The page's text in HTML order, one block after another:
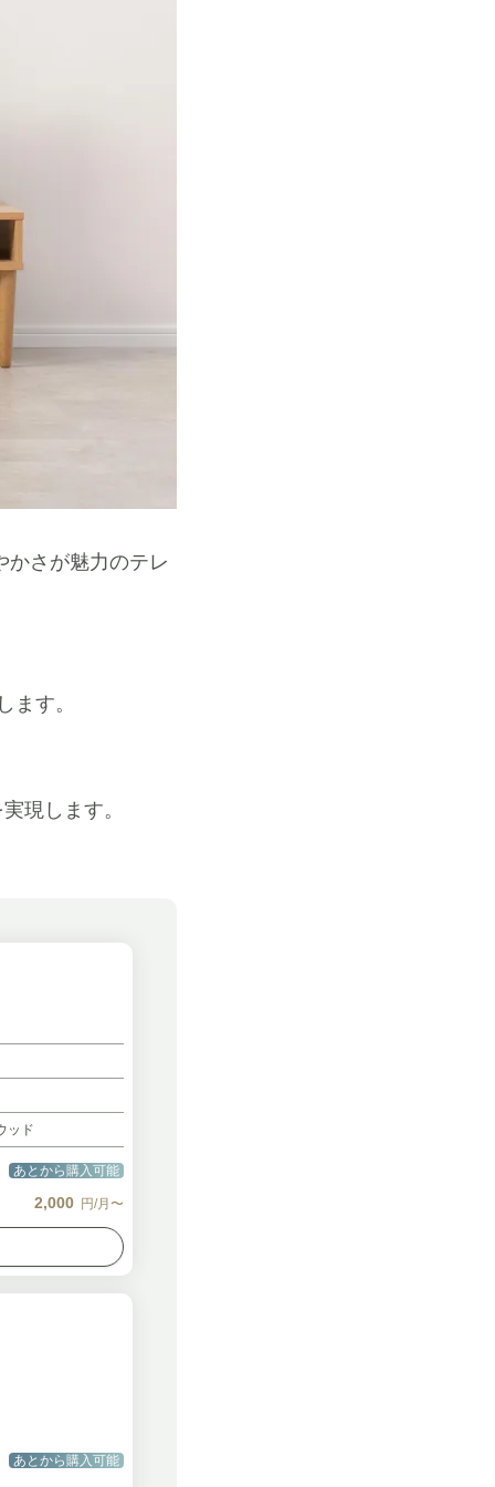
かさが魅力のテレ
ます。
現します。
ッド
あとから購入可能
2,000 円/月〜
あとから購入可能